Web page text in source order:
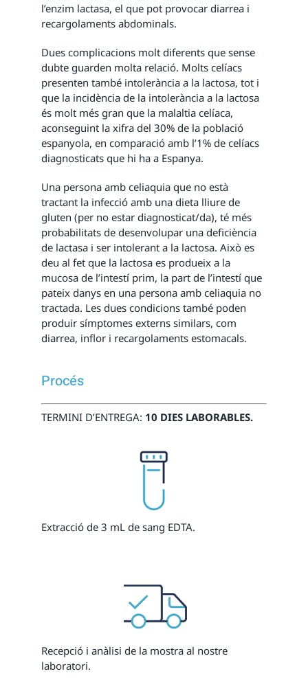
l’enzim lactasa, el que pot provocar diarrea i
recargolaments abdominals.
Dues complicacions molt diferents que sense
dubte guarden molta relació. Molts celíacs
presenten també intolerància a la lactosa, tot i
que la incidència de la intolerància a la lactosa
és molt més gran que la malaltia celíaca,
aconseguint la xifra del 30% de la població
espanyola, en comparació amb l’1% de celíacs
diagnosticats que hi ha a Espanya.
Una persona amb celiaquia que no està
tractant la infecció amb una dieta lliure de
gluten (per no estar diagnosticat/da), té més
probabilitats de desenvolupar una deficiència
de lactasa i ser intolerant a la lactosa. Això es
deu al fet que la lactosa es produeix a la
mucosa de l’intestí prim, la part de l’intestí que
pateix danys en una persona amb celiaquia no
tractada. Les dues condicions també poden
produir símptomes externs similars, com
diarrea, inflor i recargolaments estomacals.
Procés
TERMINI D’ENTREGA: 10 DIES LABORABLES.
Extracció de 3 mL de sang EDTA.
Recepció i anàlisi de la mostra al nostre
laboratori.